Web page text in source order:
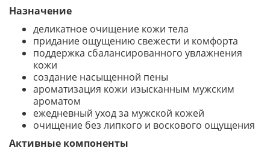
Назначение
деликатное очищение кожи тела
придание ощущению свежести и комфорта
поддержка сбалансированного увлажнения
кожи
создание насыщенной пены
ароматизация кожи изысканным мужским
ароматом
ежедневный уход за мужской кожей
очищение без липкого и воскового ощущения
Активные компоненты